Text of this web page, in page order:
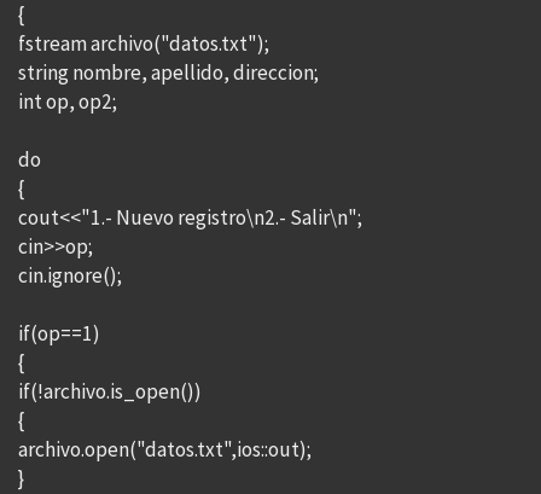
{
fstream archivo("datos.txt");
string nombre, apellido, direccion;
int op, op2;
do
{
cout<<"1.- Nuevo registro\n2.- Salir\n";
cin>>op;
cin.ignore();
if(op==1)
{
if(!archivo.is_open())
{
archivo.open("datos.txt",ios::out);
}